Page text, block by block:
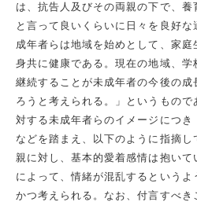
は、抗告人及びその両親の下で、養
と言って良いくらいに日々を良好
成年者らは地域を始めとして、家
身共に健康である。現在の地域、学
継続することが未成年者の今後の成
ろうと考えられる。」というもの
対する未成年者らのイメージにつ
などを踏まえ、以下のように指摘
親に対し、基本的愛着感情は抱い
によって、情緒が混乱するというよ
かつ考えられる。なお、付言すべき